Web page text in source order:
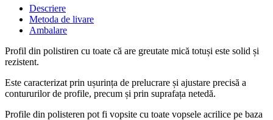
Descriere
Metoda de livare
Ambalare
Profil din polistiren cu toate că are greutate mică totuși este solid și
rezistent.
Este caracterizat prin ușurința de prelucrare și ajustare precisă a
contururilor de profile, precum și prin suprafața netedă.
Profile din polisteren pot fi vopsite cu toate vopsele acrilice pe baza